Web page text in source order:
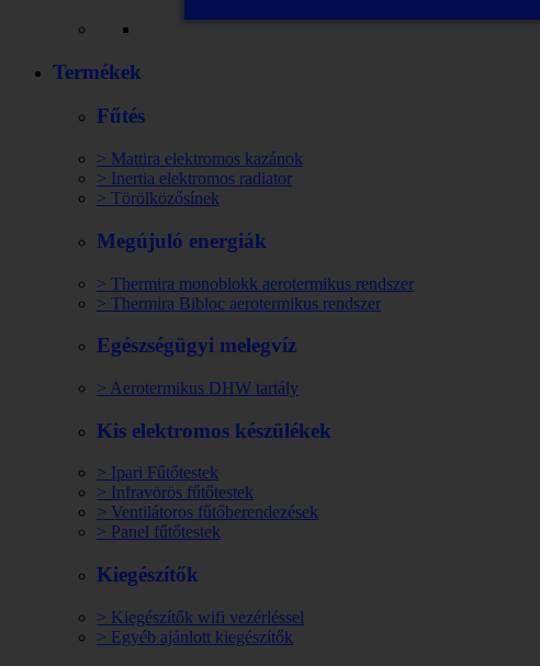
Termékek
Fűtés
> Mattira elektromos kazánok
> Inertia elektromos radiator
> Törölközősínek
Megújuló energiák
> Thermira monoblokk aerotermikus rendszer
> Thermira Bibloc aerotermikus rendszer
Egészségügyi melegvíz
> Aerotermikus DHW tartály
Kis elektromos készülékek
> Ipari Fűtőtestek
> Infravörös fűtőtestek
> Ventilátoros fűtőberendezések
> Panel fűtőtestek
Kiegészítők
> Kiegészítők wifi vezérléssel
> Egyéb ajánlott kiegészítők